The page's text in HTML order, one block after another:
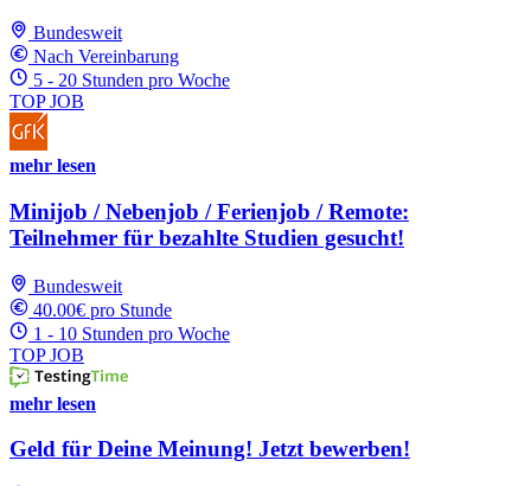
Bundesweit
Nach Vereinbarung
5 - 20 Stunden pro Woche
TOP JOB
mehr lesen
Minijob / Nebenjob / Ferienjob / Remote:
Teilnehmer für bezahlte Studien gesucht!
Bundesweit
40.00€ pro Stunde
1 - 10 Stunden pro Woche
TOP JOB
mehr lesen
Geld für Deine Meinung! Jetzt bewerben!